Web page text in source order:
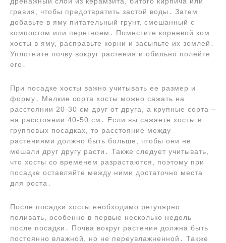
гравия, чтобы предотвратить застой воды․ Затем
добавьте в яму питательный грунт, смешанный с
компостом или перегноем․ Поместите корневой ком
хосты в яму, расправьте корни и засыпьте их землей․
Уплотните почву вокруг растения и обильно полейте
его․
При посадке хосты важно учитывать ее размер и
форму․ Мелкие сорта хосты можно сажать на
расстоянии 20-30 см друг от друга, а крупные сорта ⏤
на расстоянии 40-50 см․ Если вы сажаете хосты в
групповых посадках, то расстояние между
растениями должно быть больше, чтобы они не
мешали друг другу расти․ Также следует учитывать,
что хосты со временем разрастаются, поэтому при
посадке оставляйте между ними достаточно места
для роста․
После посадки хосты необходимо регулярно
поливать, особенно в первые несколько недель
после посадки․ Почва вокруг растения должна быть
постоянно влажной, но не переувлажненной․ Также